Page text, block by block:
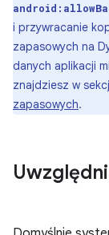
i przywracanie
zapasowych na
danych aplikacji
znajdziesz w
zapasowych.